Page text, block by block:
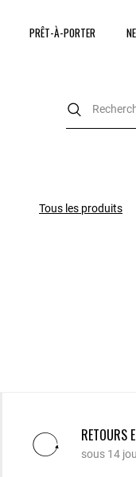
PRÊT-À-PORTER
Tous les produits
RETOURS
sous 14